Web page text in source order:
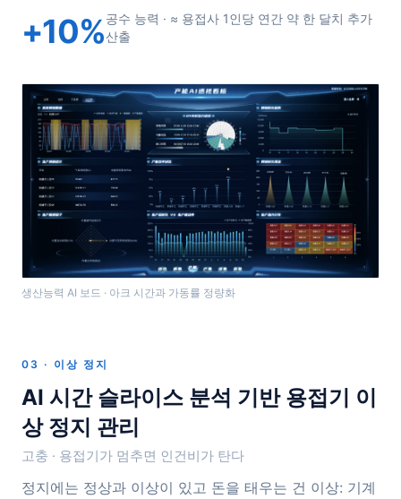
+10%공수 능력 · ≈ 용접사 1인당 연간 약 한 달치 추가
산출
생산능력 AI 보드 · 아크 시간과 가동률 정량화
03 · 이상 정지
AI 시간 슬라이스 분석 기반 용접기 이
상 정지 관리
고충 · 용접기가 멈추면 인건비가 탄다
정지에는 정상과 이상이 있고 돈을 태우는 건 이상: 기계